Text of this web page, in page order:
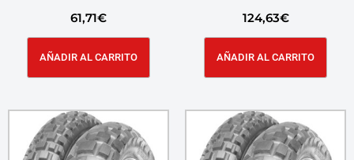
61,71€
AÑADIR AL CARRITO
124,63€
AÑADIR AL CARRITO